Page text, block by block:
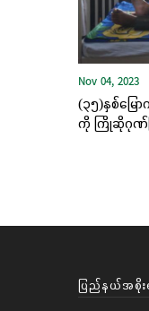
Nov 04, 2023
(၃၅)နှစ်မြ
ကို ကြိုဆိုဂုဏ်ပ
ပြည်နယ်အစိုးရ